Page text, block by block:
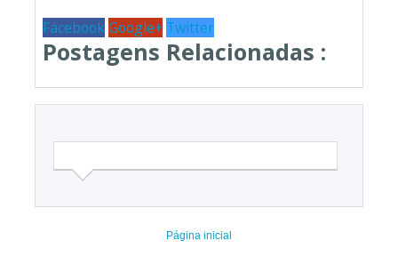
Facebook Google+ Twitter
Postagens Relacionadas :
Página inicial